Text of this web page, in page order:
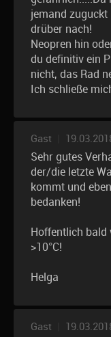
jemand
drüber nach!
Neopren hin
du definitiv ein
nicht, das Rad
Ich schließe
Gast
Sehr gutes
der/die letzte
kommt und
bedanken!
Hoffentlich bald
>10°C!
Helga
Gast